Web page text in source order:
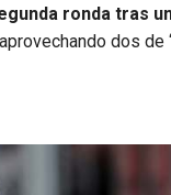
ronda tras
dos de